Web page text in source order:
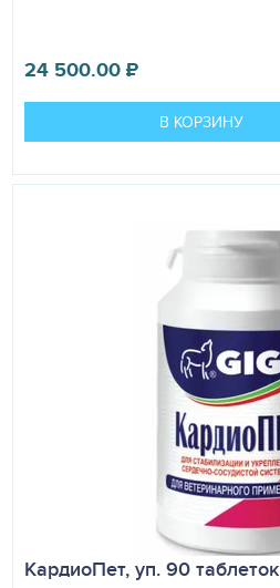
24 500.00₽
В КОРЗИНУ
КардиоПет, уп. 90 таблеток